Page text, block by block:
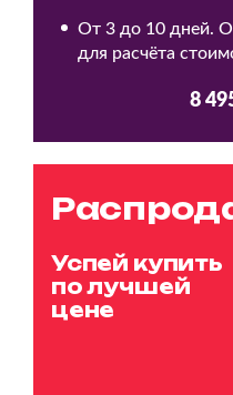
От 3 до 10 дней.
для расчёта
8
Успей купить
по лучшей
цене